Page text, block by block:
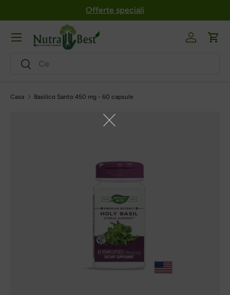
Salta al contenuto
Offerte speciali
Ricerca
Ricerca
Login
Menu
Casa Basilico Santo 450 mg - 60 capsule